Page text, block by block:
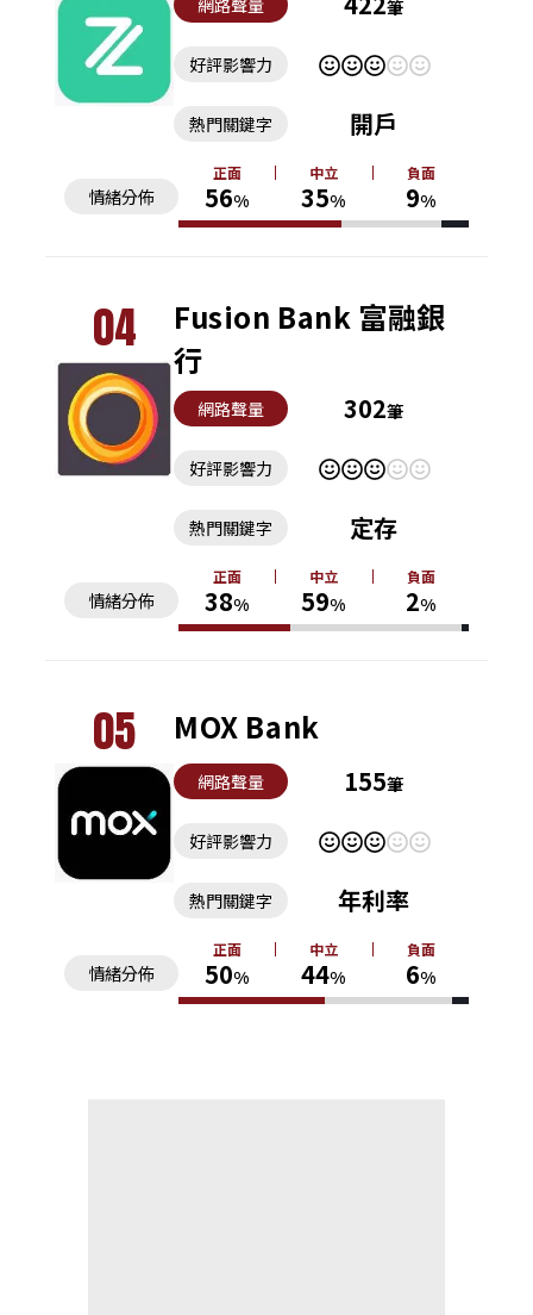
網路聲量 筆
好評影響力
情緒分佈
正面
56%
中立
35%
負面
9%
熱門關鍵字 開戶
04
Fusion Bank 富融銀
行
網路聲量 302筆
好評影響力
情緒分佈
正面
38%
中立
59%
負面
2%
熱門關鍵字 定存
05 MOX Bank
網路聲量 155筆
好評影響力
情緒分佈
正面
50%
中立
44%
負面
6%
熱門關鍵字 年利率